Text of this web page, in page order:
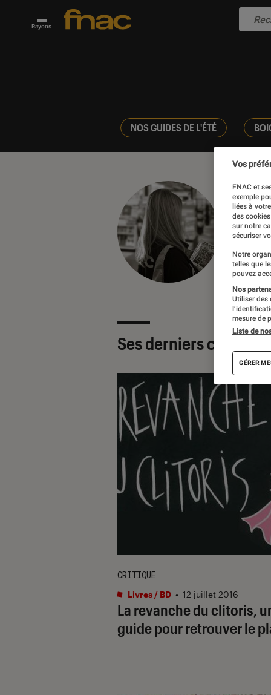
Rayons
NOS GUIDES DE L'ÉTÉ
libraire
Ses derniers
La revanche du clitoris,
guide pour retrouver le
CRITIQUE
Livres / BD • 12 juillet 2016
Vos
FNAC et
exemple
liées à
des
sur notre
sécuriser
Notre
telles que
pouvez
Nos
Utiliser des
mesure de
Liste de
GÉRER